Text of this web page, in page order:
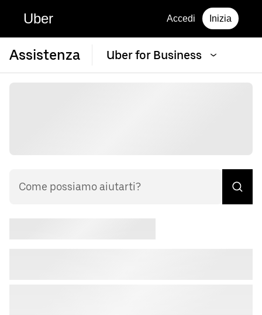
Uber Accedi Inizia
Assistenza Uber for Business